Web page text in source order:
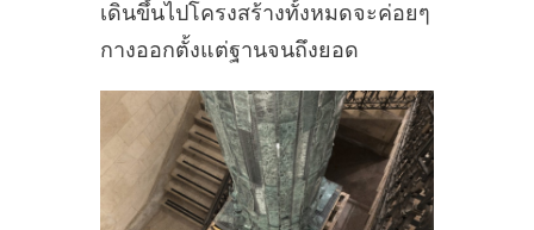
เดินขึ้นไปโครงสร้างทั้งหมดจะค่อยๆ
กางออกตั้งแต่ฐานจนถึงยอด